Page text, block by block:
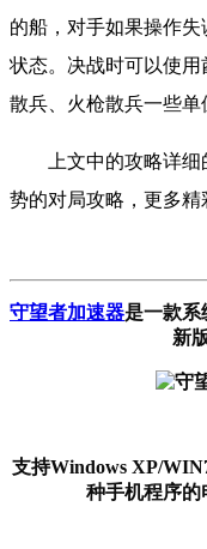
的船，对手如果操作
状态。决战时可以使
散兵、火枪散兵一些单
上文中的攻略详
势的对局攻略，更多精
守望者加速器是一款系
新
支持Windows XP/
种手机程序的